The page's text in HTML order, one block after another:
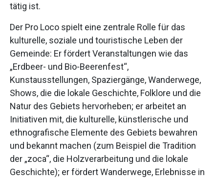
tätig ist.
Der Pro Loco spielt eine zentrale Rolle für das
kulturelle, soziale und touristische Leben der
Gemeinde: Er fördert Veranstaltungen wie das
„Erdbeer- und Bio-Beerenfest“,
Kunstausstellungen, Spaziergänge, Wanderwege,
Shows, die die lokale Geschichte, Folklore und die
Natur des Gebiets hervorheben; er arbeitet an
Initiativen mit, die kulturelle, künstlerische und
ethnografische Elemente des Gebiets bewahren
und bekannt machen (zum Beispiel die Tradition
der „zoca“, die Holzverarbeitung und die lokale
Geschichte); er fördert Wanderwege, Erlebnisse in